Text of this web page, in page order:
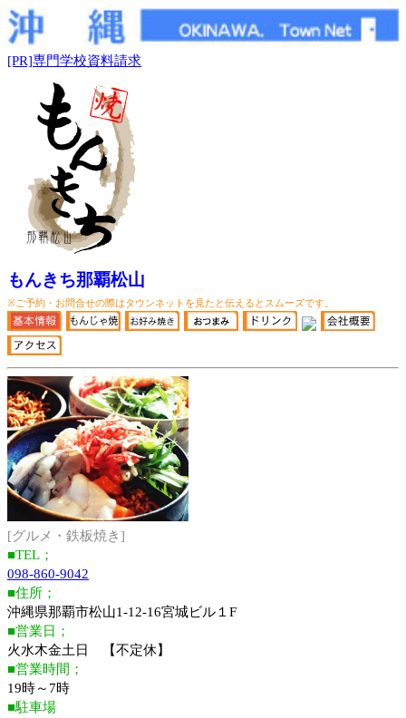
[PR]専門学校資料請求
もんきち那覇松山
※ご予約・お問合せの際はタウンネットを見たと伝えるとスムーズです。
[グルメ・鉄板焼き]
■TEL；
098-860-9042
■住所；
沖縄県那覇市松山1-12-16宮城ビル１F
■営業日；
火水木金土日 【不定休】
■営業時間；
19時～7時
■駐車場